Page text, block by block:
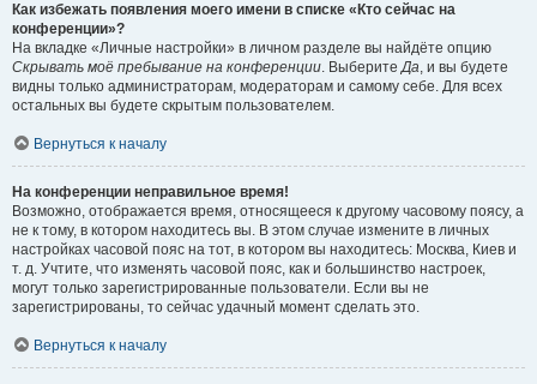
Как избежать появления моего имени в списке «Кто сейчас на
конференции»?
На вкладке «Личные настройки» в личном разделе вы найдёте опцию
Скрывать моё пребывание на конференции. ВыберитеДа, и вы будете
видны только администраторам, модераторам и самому себе. Для всех
остальных вы будете скрытым пользователем.
Вернуться к началу
На конференции неправильное время!
Возможно, отображается время, относящееся к другому часовому поясу, а
не к тому, в котором находитесь вы. В этом случае измените в личных
настройках часовой пояс на тот, в котором вы находитесь: Москва, Киев и
т. д. Учтите, что изменять часовой пояс, как и большинство настроек,
могут только зарегистрированные пользователи. Если вы не
зарегистрированы, то сейчас удачный момент сделать это.
Вернуться к началу